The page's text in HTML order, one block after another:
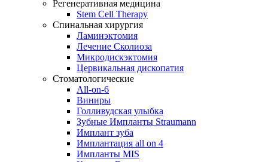
Регенеративная медицина
Stem Cell Therapy
Спинальная хирургия
Ламинэктомия
Лечение Сколиоза
Микродискэктомия
Цервикальная дископатия
Стоматологические
All-on-6
Виниры
Голливудская улыбка
Зубные Импланты Straumann
Имплант зуба
Имплантация all on 4
Импланты MIS